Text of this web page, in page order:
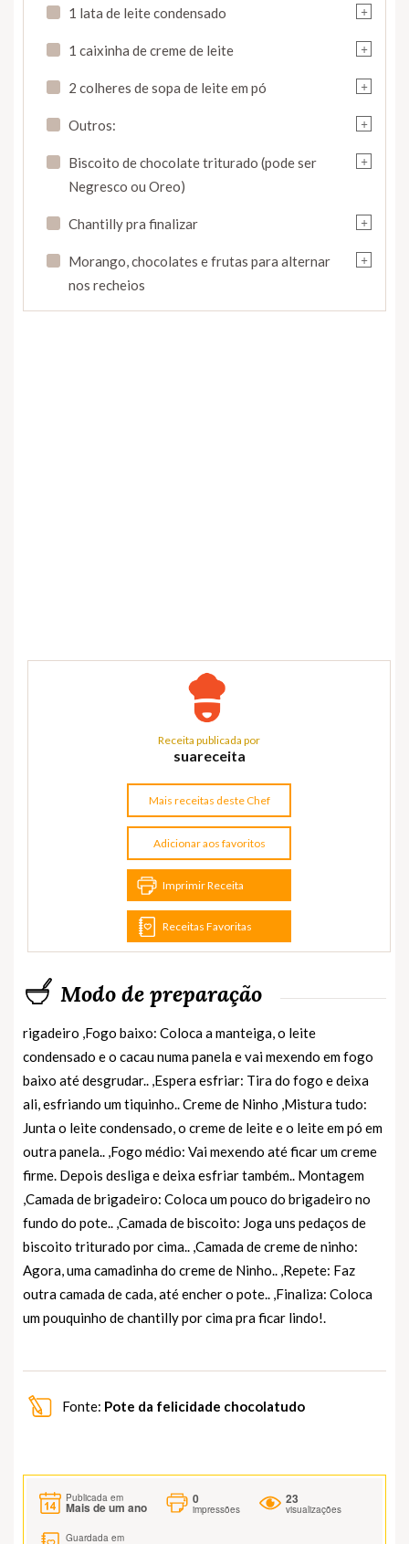
+
1 lata de leite condensado
+
1 caixinha de creme de leite
+
2 colheres de sopa de leite em pó
+
Outros:
+
Biscoito de chocolate triturado (pode ser
Negresco ou Oreo)
+
Chantilly pra finalizar
+
Morango, chocolates e frutas para alternar
nos recheios
Receita publicada por
suareceita
Mais receitas deste Chef
Adicionar aos favoritos
Imprimir Receita
Receitas Favoritas
Modo de preparação
rigadeiro ,Fogo baixo: Coloca a manteiga, o leite
condensado e o cacau numa panela e vai mexendo em fogo
baixo até desgrudar.. ,Espera esfriar: Tira do fogo e deixa
ali, esfriando um tiquinho.. Creme de Ninho ,Mistura tudo:
Junta o leite condensado, o creme de leite e o leite em pó em
outra panela.. ,Fogo médio: Vai mexendo até ficar um creme
firme. Depois desliga e deixa esfriar também.. Montagem
,Camada de brigadeiro: Coloca um pouco do brigadeiro no
fundo do pote.. ,Camada de biscoito: Joga uns pedaços de
biscoito triturado por cima.. ,Camada de creme de ninho:
Agora, uma camadinha do creme de Ninho.. ,Repete: Faz
outra camada de cada, até encher o pote.. ,Finaliza: Coloca
um pouquinho de chantilly por cima pra ficar lindo!.
Fonte: Pote da felicidade chocolatudo
Publicada em
Mais de um ano
0
impressões
23
visualizações
Guardada em